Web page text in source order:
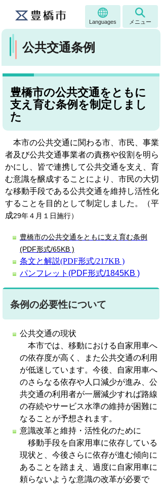
Languages メニュー
公共交通条例
豊橋市の公共交通をともに
支え育む条例を制定しまし
た
本市の公共交通に関わる市、市民、事業
者及び公共交通事業者の責務や役割を明ら
かにし、皆で連携して公共交通を支え、育
む意識を醸成することにより、市民の大切
な移動手段である公共交通を維持し活性化
することを目的として制定しました 。（平
成29年４月１日施行）
豊橋市の公共交通をともに支え育む条例
(PDF形式/65KB )
条文と解説(PDF形式/217KB )
パンフレット(PDF形式/1845KB )
条例の必要性について
公共交通の現状
本市では、移動における自家用車へ
の依存度が高く、また公共交通の利用
が低迷しています。今後、自家用車へ
のさらなる依存や人口減少が進み、公
共交通の利用者が一層減少すれば路線
の存続やサービス水準の維持が困難に
なることが予想されます。
意識改革と維持・活性化のために
移動手段を自家用車に依存している
現状と、今後さらに依存が進む傾向に
あることを踏まえ、過度に自家用車に
頼らないような意識の改革が必要で